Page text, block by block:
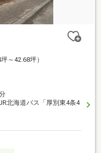
坪～42.68坪）
北海道バス「厚別東4条4